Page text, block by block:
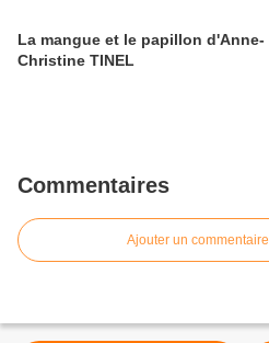
La mangue et le papillon d'Anne-
Christine TINEL
Commentaires
Ajouter un commentaire